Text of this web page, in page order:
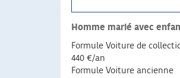
Homme marié avec
Formule Voiture de
440 €/an
Formule Voiture ancienne